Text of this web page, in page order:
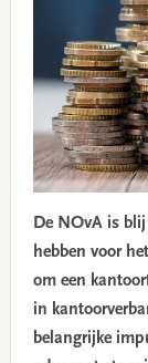
De NOvA is
hebben voor
om een
in
belangrijke